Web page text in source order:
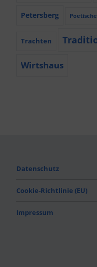
Petersberg
Trachten
Wirtshaus
Datenschutz
Cookie-Richtlinie (EU)
Impressum